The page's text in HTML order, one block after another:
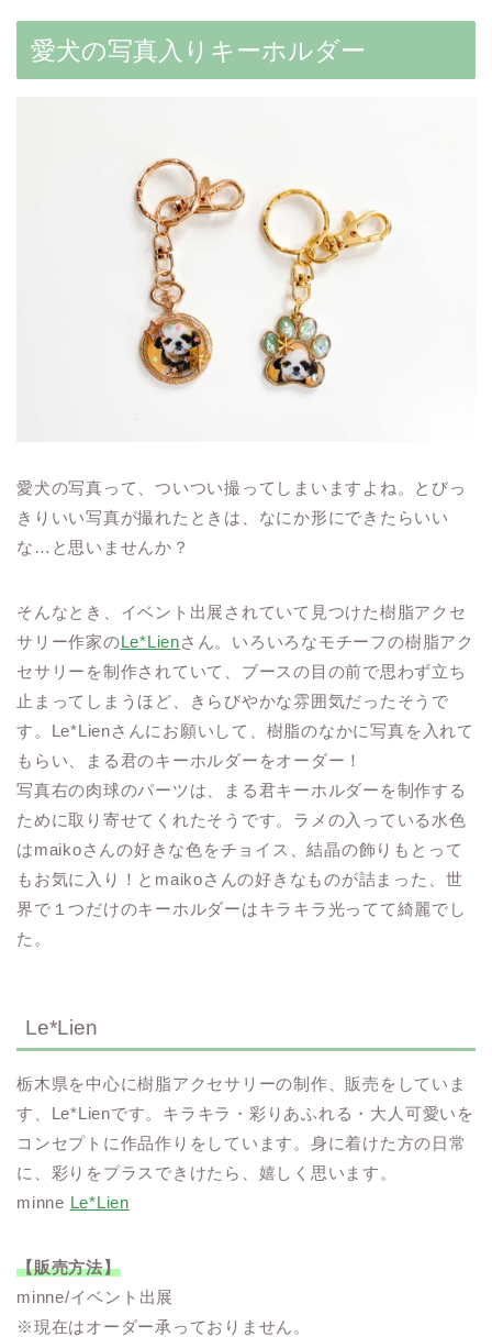
愛犬の写真入りキーホルダー
愛犬の写真って、ついつい撮ってしまいますよね。とびっ
きりいい写真が撮れたときは、なにか形にできたらいい
な…と思いませんか？
そんなとき、イベント出展されていて見つけた樹脂アクセ
サリー作家のLe*Lienさん。いろいろなモチーフの樹脂アク
セサリーを制作されていて、ブースの目の前で思わず立ち
止まってしまうほど、きらびやかな雰囲気だったそうで
す。Le*Lienさんにお願いして、樹脂のなかに写真を入れて
もらい、まる君のキーホルダーをオーダー！
写真右の肉球のパーツは、まる君キーホルダーを制作する
ために取り寄せてくれたそうです。ラメの入っている水色
はmaikoさんの好きな色をチョイス、結晶の飾りもとって
もお気に入り！とmaikoさんの好きなものが詰まった、世
界で１つだけのキーホルダーはキラキラ光ってて綺麗でし
た。
Le*Lien
栃木県を中心に樹脂アクセサリーの制作、販売をしていま
す、Le*Lienです。キラキラ・彩りあふれる・大人可愛いを
コンセプトに作品作りをしています。身に着けた方の日常
に、彩りをプラスできけたら、嬉しく思います。
minne Le*Lien
【販売方法】
minne/イベント出展
※現在はオーダー承っておりません。